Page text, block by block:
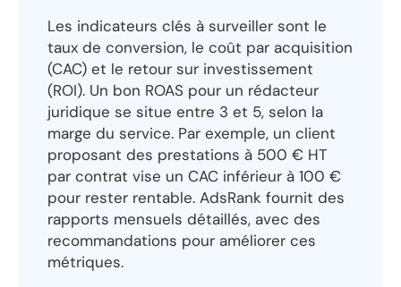
Les indicateurs clés à surveiller sont le
taux de conversion, le coût par acquisition
(CAC) et le retour sur investissement
(ROI). Un bon ROAS pour un rédacteur
juridique se situe entre 3 et 5, selon la
marge du service. Par exemple, un client
proposant des prestations à 500 € HT
par contrat vise un CAC inférieur à 100 €
pour rester rentable. AdsRank fournit des
rapports mensuels détaillés, avec des
recommandations pour améliorer ces
métriques.